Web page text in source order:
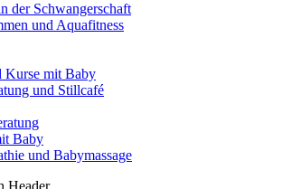
der Schwangerschaft
und Aquafitness
Kurse mit Baby
und Stillcafé
Baby
und Babymassage